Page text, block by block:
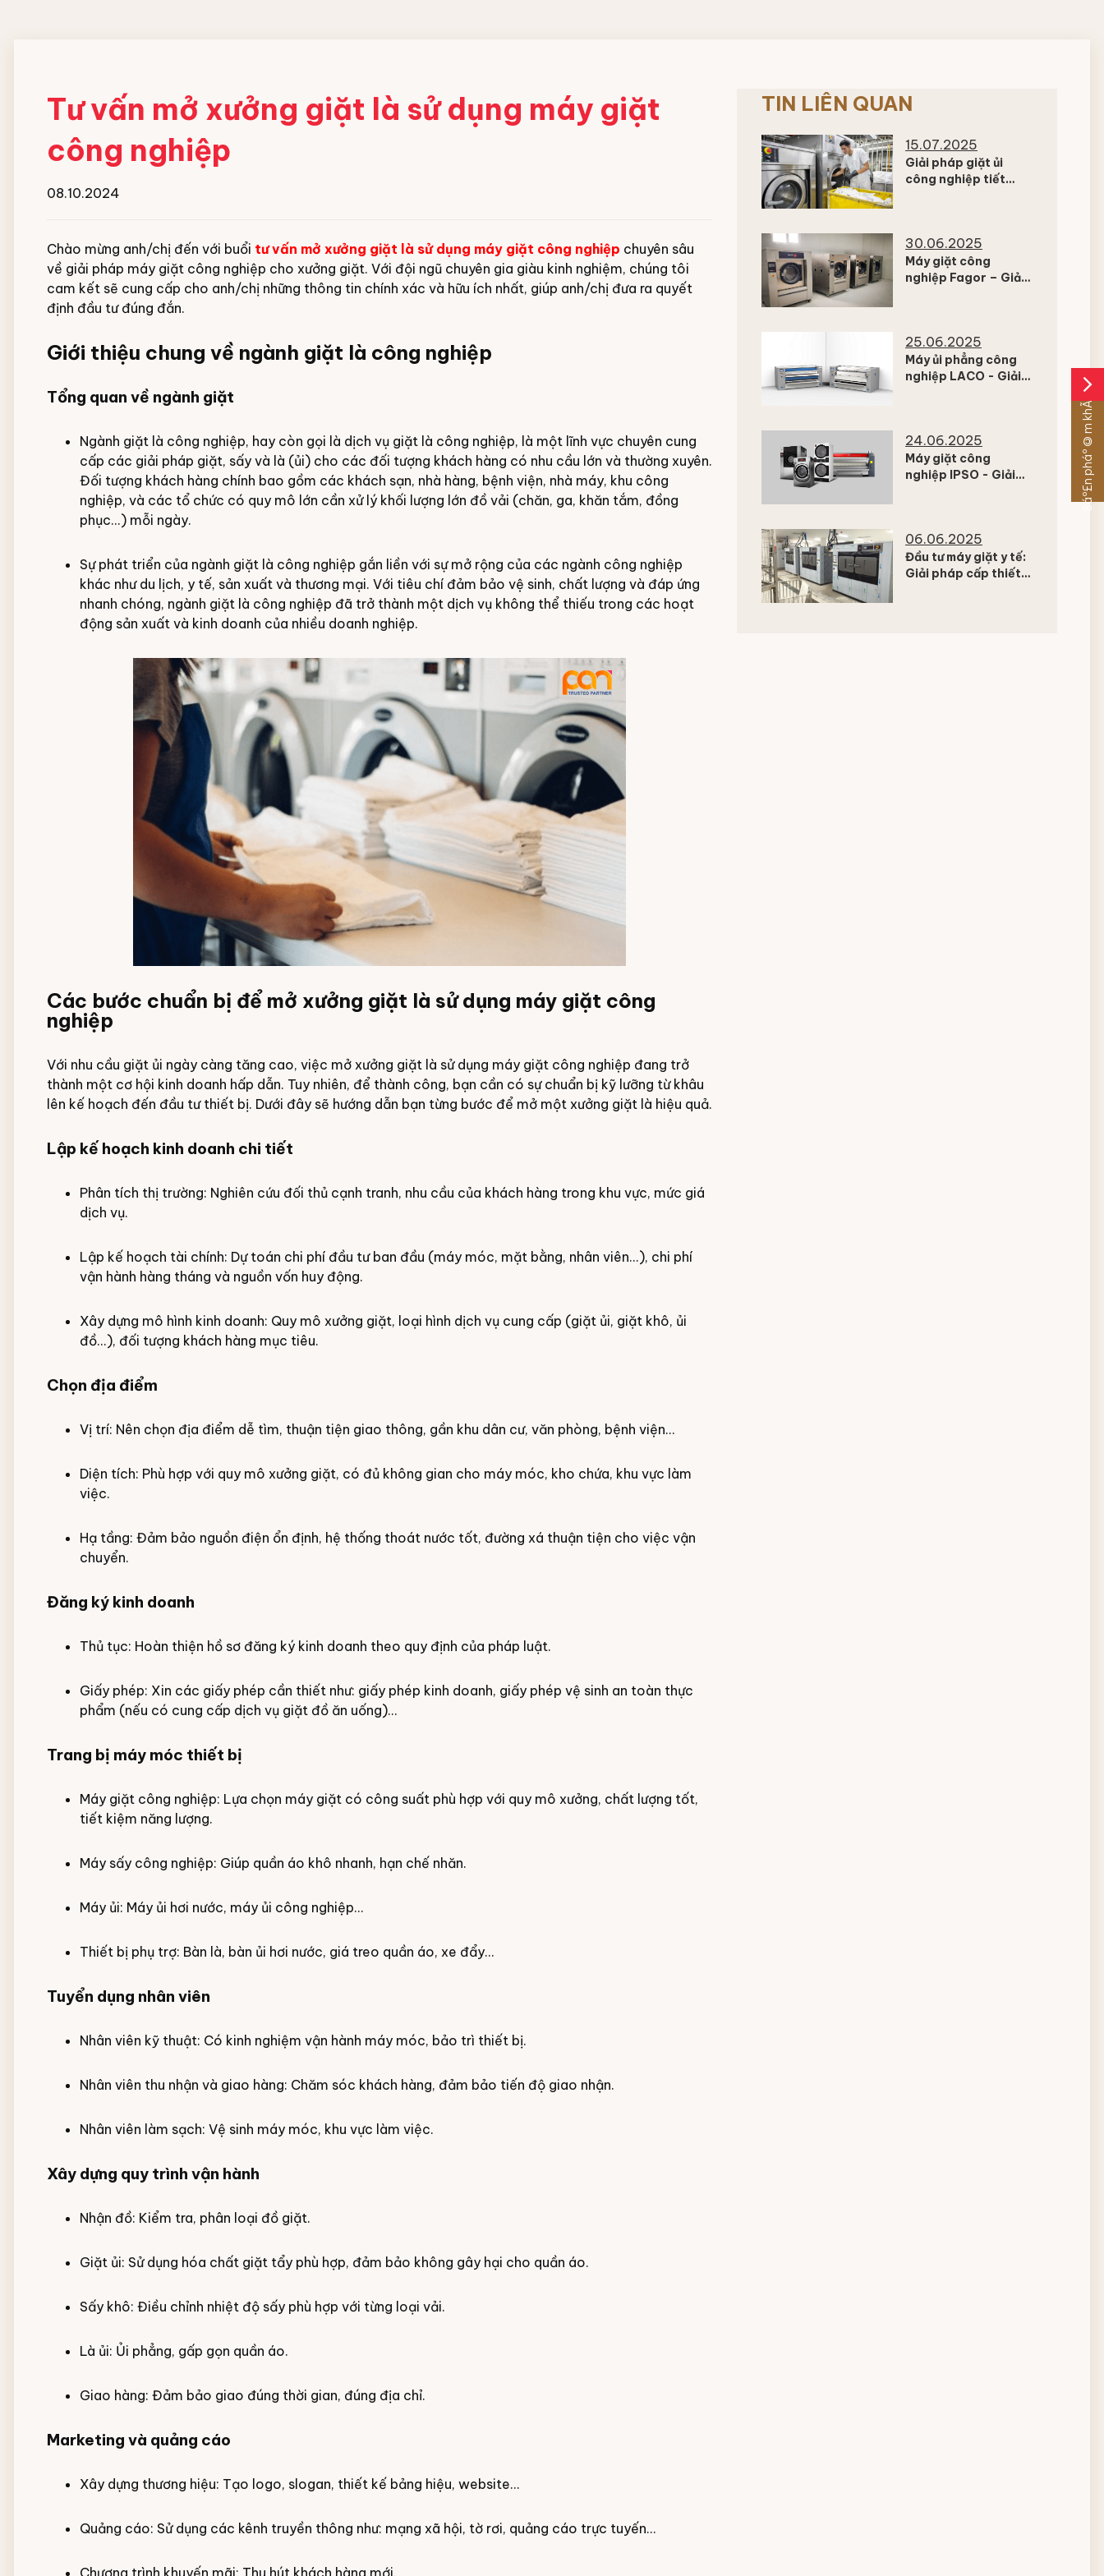
Máy gấp xếp đồ vải công nghiệp
IPSO
Chất giặt chính
Hóa chất hồ vải Công nghiệp
Tư vấn mở xưởng giặt là sử dụng máy giặt
công nghiệp
08.10.2024
Chào mừng anh/chị đến với buổi tư vấn mở xưởng giặt là sử dụng máy giặt công nghiệp chuyên sâu
về giải pháp máy giặt công nghiệp cho xưởng giặt. Với đội ngũ chuyên gia giàu kinh nghiệm, chúng tôi
cam kết sẽ cung cấp cho anh/chị những thông tin chính xác và hữu ích nhất, giúp anh/chị đưa ra quyết
định đầu tư đúng đắn.
Giới thiệu chung về ngành giặt là công nghiệp
Tổng quan về ngành giặt
Ngành giặt là công nghiệp, hay còn gọi là dịch vụ giặt là công nghiệp, là một lĩnh vực chuyên cung
cấp các giải pháp giặt, sấy và là (ủi) cho các đối tượng khách hàng có nhu cầu lớn và thường xuyên.
Đối tượng khách hàng chính bao gồm các khách sạn, nhà hàng, bệnh viện, nhà máy, khu công
nghiệp, và các tổ chức có quy mô lớn cần xử lý khối lượng lớn đồ vải (chăn, ga, khăn tắm, đồng
phục...) mỗi ngày.
Sự phát triển của ngành giặt là công nghiệp gắn liền với sự mở rộng của các ngành công nghiệp
khác như du lịch, y tế, sản xuất và thương mại. Với tiêu chí đảm bảo vệ sinh, chất lượng và đáp ứng
nhanh chóng, ngành giặt là công nghiệp đã trở thành một dịch vụ không thể thiếu trong các hoạt
động sản xuất và kinh doanh của nhiều doanh nghiệp.
Các bước chuẩn bị để mở xưởng giặt là sử dụng máy giặt công
nghiệp
Với nhu cầu giặt ủi ngày càng tăng cao, việc mở xưởng giặt là sử dụng máy giặt công nghiệp đang trở
thành một cơ hội kinh doanh hấp dẫn. Tuy nhiên, để thành công, bạn cần có sự chuẩn bị kỹ lưỡng từ khâu
lên kế hoạch đến đầu tư thiết bị. Dưới đây sẽ hướng dẫn bạn từng bước để mở một xưởng giặt là hiệu quả.
Lập kế hoạch kinh doanh chi tiết
Phân tích thị trường: Nghiên cứu đối thủ cạnh tranh, nhu cầu của khách hàng trong khu vực, mức giá
dịch vụ.
Lập kế hoạch tài chính: Dự toán chi phí đầu tư ban đầu (máy móc, mặt bằng, nhân viên...), chi phí
vận hành hàng tháng và nguồn vốn huy động.
Xây dựng mô hình kinh doanh: Quy mô xưởng giặt, loại hình dịch vụ cung cấp (giặt ủi, giặt khô, ủi
đồ...), đối tượng khách hàng mục tiêu.
Chọn địa điểm
Vị trí: Nên chọn địa điểm dễ tìm, thuận tiện giao thông, gần khu dân cư, văn phòng, bệnh viện...
Diện tích: Phù hợp với quy mô xưởng giặt, có đủ không gian cho máy móc, kho chứa, khu vực làm
việc.
Hạ tầng: Đảm bảo nguồn điện ổn định, hệ thống thoát nước tốt, đường xá thuận tiện cho việc vận
chuyển.
Đăng ký kinh doanh
Thủ tục: Hoàn thiện hồ sơ đăng ký kinh doanh theo quy định của pháp luật.
Giấy phép: Xin các giấy phép cần thiết như: giấy phép kinh doanh, giấy phép vệ sinh an toàn thực
phẩm (nếu có cung cấp dịch vụ giặt đồ ăn uống)...
Trang bị máy móc thiết bị
Máy giặt công nghiệp: Lựa chọn máy giặt có công suất phù hợp với quy mô xưởng, chất lượng tốt,
tiết kiệm năng lượng.
Máy sấy công nghiệp: Giúp quần áo khô nhanh, hạn chế nhăn.
Máy ủi: Máy ủi hơi nước, máy ủi công nghiệp...
Thiết bị phụ trợ: Bàn là, bàn ủi hơi nước, giá treo quần áo, xe đẩy…
Tuyển dụng nhân viên
Nhân viên kỹ thuật: Có kinh nghiệm vận hành máy móc, bảo trì thiết bị.
Nhân viên thu nhận và giao hàng: Chăm sóc khách hàng, đảm bảo tiến độ giao nhận.
Nhân viên làm sạch: Vệ sinh máy móc, khu vực làm việc.
Xây dựng quy trình vận hành
Nhận đồ: Kiểm tra, phân loại đồ giặt.
Giặt ủi: Sử dụng hóa chất giặt tẩy phù hợp, đảm bảo không gây hại cho quần áo.
Sấy khô: Điều chỉnh nhiệt độ sấy phù hợp với từng loại vải.
Là ủi: Ủi phẳng, gấp gọn quần áo.
Giao hàng: Đảm bảo giao đúng thời gian, đúng địa chỉ.
Marketing và quảng cáo
Xây dựng thương hiệu: Tạo logo, slogan, thiết kế bảng hiệu, website...
Quảng cáo: Sử dụng các kênh truyền thông như: mạng xã hội, tờ rơi, quảng cáo trực tuyến...
Chương trình khuyến mãi: Thu hút khách hàng mới.
TIN LIÊN QUAN
15.07.2025
Giải pháp giặt ủi
công nghiệp tiết
30.06.2025
Máy giặt công
nghiệp Fagor – Giải
25.06.2025
Máy ủi phẳng công
nghiệp LACO - Giải
24.06.2025
Máy giặt công
nghiệp IPSO - Giải
06.06.2025
Đầu tư máy giặt y tế:
Giải pháp cấp thiết
arrow_forward_ios
Sáº£n pháº©m khÃ¡c